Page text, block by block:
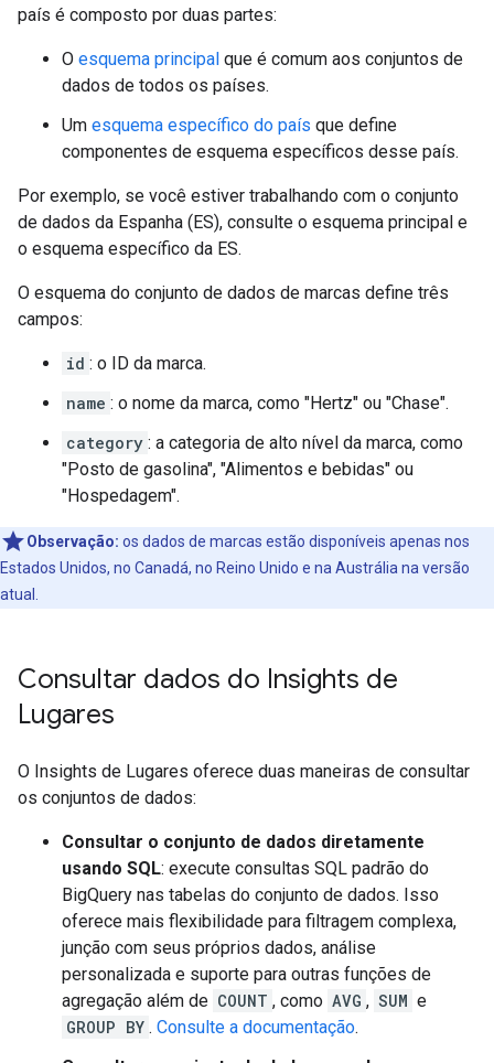
país é composto por duas partes:
O esquema principal que é comum aos conjuntos de
dados de todos os países.
Um esquema específico do país que define
componentes de esquema específicos desse país.
Por exemplo, se você estiver trabalhando com o conjunto
de dados da Espanha (ES), consulte o esquema principal e
o esquema específico da ES.
O esquema do conjunto de dados de marcas define três
campos:
id : o ID da marca.
name : o nome da marca, como "Hertz" ou "Chase".
category : a categoria de alto nível da marca, como
"Posto de gasolina", "Alimentos e bebidas" ou
"Hospedagem".
Observação: os dados de marcas estão disponíveis apenas nos
Estados Unidos, no Canadá, no Reino Unido e na Austrália na versão
atual.
Consultar dados do Insights de
Lugares
O Insights de Lugares oferece duas maneiras de consultar
os conjuntos de dados:
Consultar o conjunto de dados diretamente
usando SQL: execute consultas SQL padrão do
BigQuery nas tabelas do conjunto de dados. Isso
oferece mais flexibilidade para filtragem complexa,
junção com seus próprios dados, análise
personalizada e suporte para outras funções de
agregação além de COUNT , como AVG , SUM e
GROUP BY . Consulte a documentação.